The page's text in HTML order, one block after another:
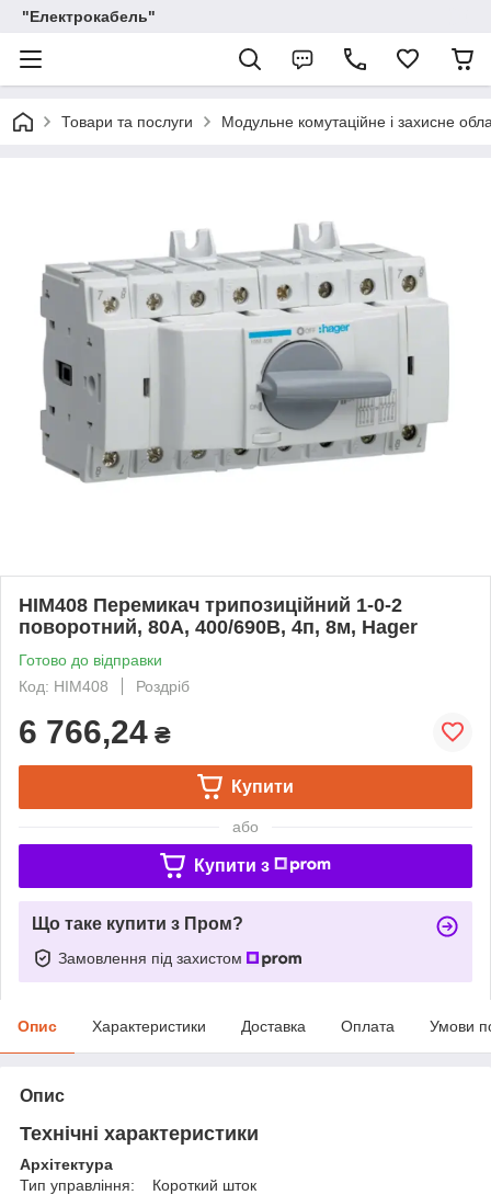
"Електрокабель"
Товари та послуги Модульне комутаційне і захисне
HIM408 Перемикач трипозиційний 1-0-2
поворотний, 80А, 400/690В, 4п, 8м, Hager
Готово до відправки
Код: HIM408
Роздріб
6 766,24 ₴
Купити
або
Купити з
Що таке купити з Пром?
Замовлення під захистом
Опис Характеристики Доставка Оплата Умови
Опис
Технічні характеристики
Архітектура
Тип управління: Короткий шток